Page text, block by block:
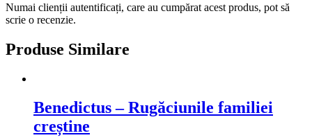
Numai clienții autentificați, care au cumpărat acest produs, pot să
scrie o recenzie.
Produse Similare
Benedictus – Rugăciunile familiei
creștine